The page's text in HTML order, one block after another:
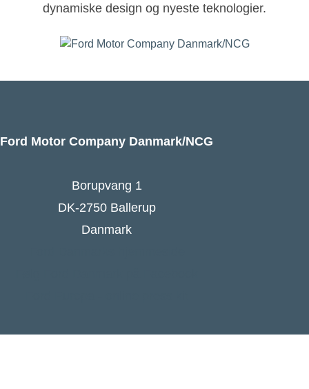
dynamiske design og nyeste teknologier.
Ford Motor Company Danmark/NCG
Borupvang 1
DK-2750 Ballerup
Danmark